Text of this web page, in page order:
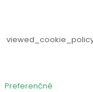
Preferenčné